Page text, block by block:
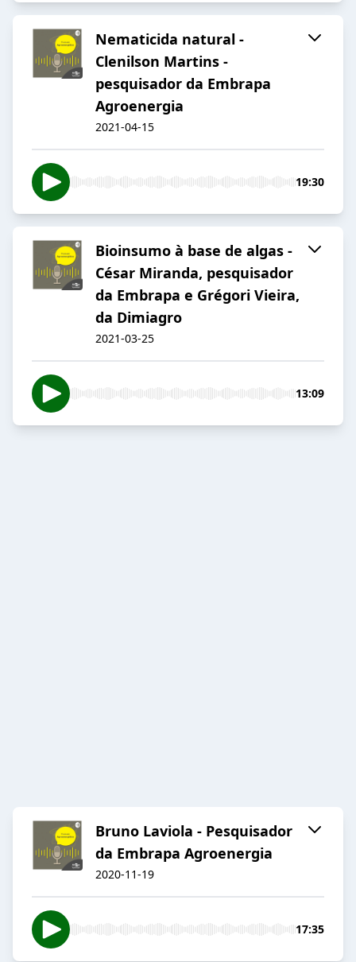
Nematicida natural -
Clenilson Martins -
pesquisador da Embrapa
Agroenergia
2021-04-15
19:30
Bioinsumo à base de algas -
César Miranda, pesquisador
da Embrapa e Grégori Vieira,
da Dimiagro
2021-03-25
13:09
Bruno Laviola - Pesquisador
da Embrapa Agroenergia
2020-11-19
17:35